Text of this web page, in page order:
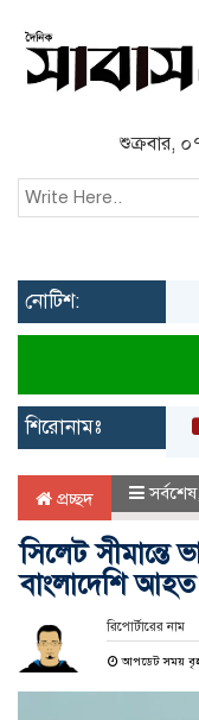
শুক্রবার,
নোটিশ:
শিরোনামঃ
প্রচ্ছদ সর্বশেষ
সিলেট সীমান্তে
বাংলাদেশি আহত
রিপোর্টারের নাম
আপডেট সময়